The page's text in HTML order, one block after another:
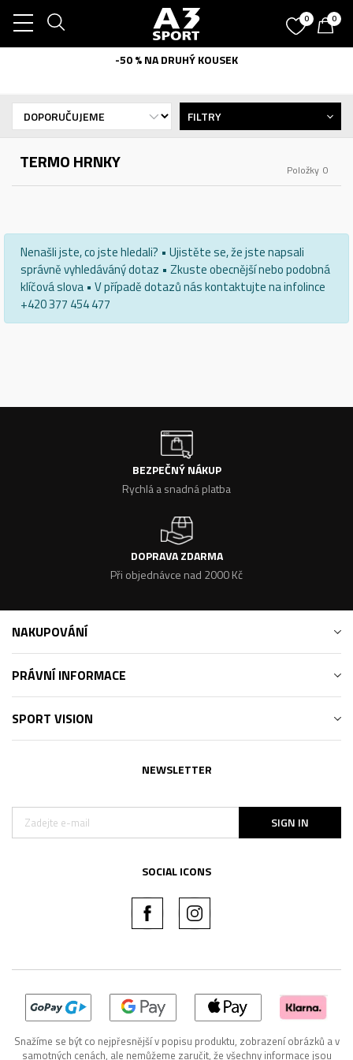
0 0
-50 % NA DRUHÝ KOUSEK
TERMO HRNKY 0
Položky
FILTRY
Nenašli jste, co jste hledali? • Ujistěte se, že jste napsali
správně vyhledáváný dotaz • Zkuste obecnější nebo podobná
klíčová slova • V případě dotazů nás kontaktujte na infolince
+420 377 454 477
BEZPEČNÝ NÁKUP
Rychlá a snadná platba
DOPRAVA ZDARMA
Při objednávce nad 2000 Kč
NAKUPOVÁNÍ
PRÁVNÍ INFORMACE
SPORT VISION
NEWSLETTER
SIGN IN
SOCIAL ICONS
Snažíme se být co nejpřesnější v popisu produktu, zobrazení obrázků a v
samotných cenách, ale nemůžeme zaručit, že všechny informace jsou